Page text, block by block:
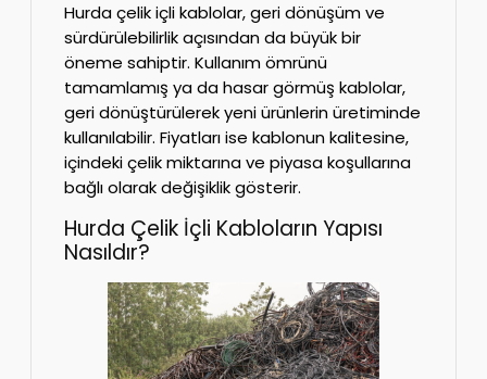
Hurda çelik içli kablolar, geri dönüşüm ve
sürdürülebilirlik açısından da büyük bir
öneme sahiptir. Kullanım ömrünü
tamamlamış ya da hasar görmüş kablolar,
geri dönüştürülerek yeni ürünlerin üretiminde
kullanılabilir. Fiyatları ise kablonun kalitesine,
içindeki çelik miktarına ve piyasa koşullarına
bağlı olarak değişiklik gösterir.
Hurda Çelik İçli Kabloların Yapısı
Nasıldır?